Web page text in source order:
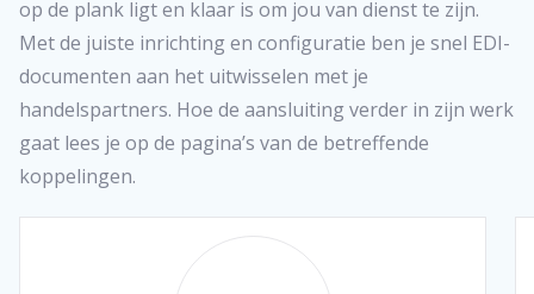
op de plank ligt en klaar is om jou van dienst te zijn.
Met de juiste inrichting en configuratie ben je snel EDI-
documenten aan het uitwisselen met je
handelspartners. Hoe de aansluiting verder in zijn werk
gaat lees je op de pagina’s van de betreffende
koppelingen.